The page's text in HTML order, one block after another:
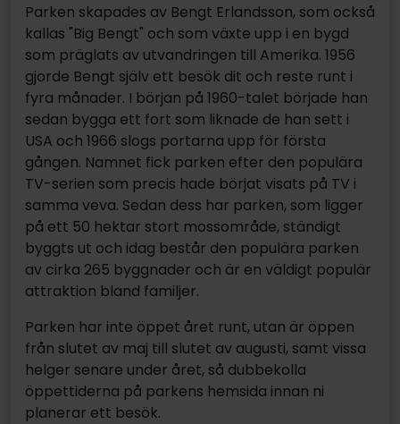
Parken skapades av Bengt Erlandsson, som också
kallas "Big Bengt" och som växte upp i en bygd
som präglats av utvandringen till Amerika. 1956
gjorde Bengt själv ett besök dit och reste runt i
fyra månader. I början på 1960-talet började han
sedan bygga ett fort som liknade de han sett i
USA och 1966 slogs portarna upp för första
gången. Namnet fick parken efter den populära
TV-serien som precis hade börjat visats på TV i
samma veva. Sedan dess har parken, som ligger
på ett 50 hektar stort mossområde, ständigt
byggts ut och idag består den populära parken
av cirka 265 byggnader och är en väldigt populär
attraktion bland familjer.
Parken har inte öppet året runt, utan är öppen
från slutet av maj till slutet av augusti, samt vissa
helger senare under året, så dubbekolla
öppettiderna på parkens hemsida innan ni
planerar ett besök.